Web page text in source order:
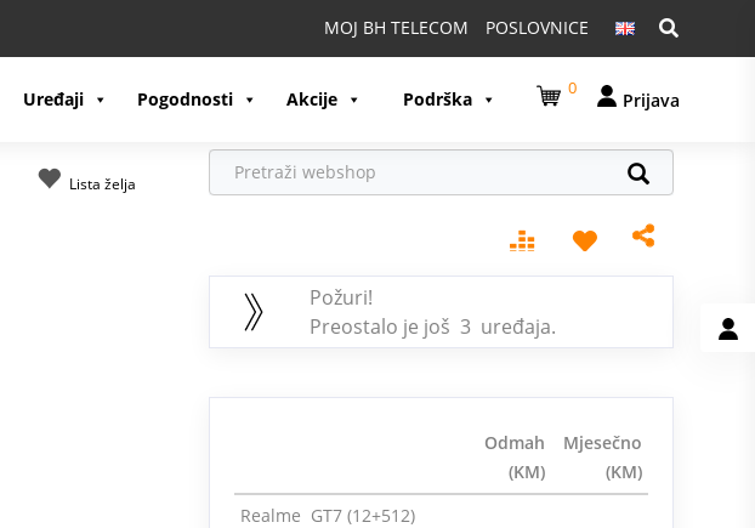
Pretraga:
MOJ BH TELECOM POSLOVNICE
Uređaji Pogodnosti Akcije Podrška 0
Prijava
Lista želja
Požuri!
Preostalo je još 3 uređaja.
Odmah
(KM)
Mjesečno
(KM)
Realme GT7 (12+512)